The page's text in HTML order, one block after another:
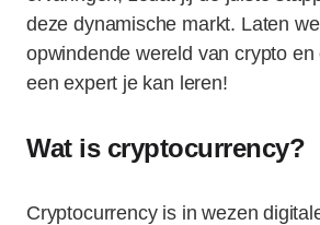
deze dynamische markt. Laten
opwindende wereld van crypto
een expert je kan leren!
Wat is cryptocurrency?
Cryptocurrency is in wezen